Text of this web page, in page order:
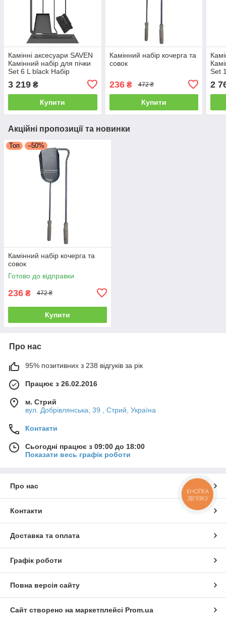
Камінні аксесуари SAVEN
Камінний набір для пічки
Set 6 L black Набір
3 219 ₴
Купити
Камінний набір кочерга та
совок
236₴ 472 ₴
Купити
Set
2
Акційні пропозиції та новинки
Топ –50%
Камінний набір кочерга та
совок
Готово до відправки
236 ₴ 472 ₴
Купити
Про нас
95% позитивних з 238 відгуків за рік
Працює з 26.02.2016
м. Стрий
вул. Добрівлянська, 39 , Стрий, Україна
Контакти
Сьогодні працює з 09:00 до 18:00
Показати весь графік роботи
Про нас
Контакти
Доставка та оплата
Графік роботи
Повна версія сайту
Сайт створено на маркетплейсі Prom.ua
КНОПКА
ЗВ'ЯЗКУ